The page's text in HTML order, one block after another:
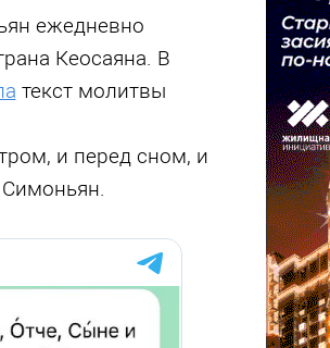
ежедневно
Кеосаяна. В
текст молитвы
и перед сном, и